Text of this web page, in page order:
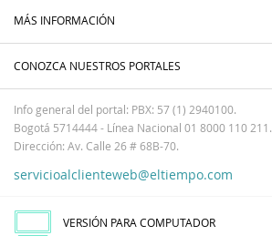
MÁS INFORMACIÓN
CONOZCA NUESTROS PORTALES
Info general del portal: PBX: 57 (1) 2940100.
Bogotá 5714444 - Línea Nacional 01 8000 110 211.
Dirección: Av. Calle 26 # 68B-70.
servicioalclienteweb@eltiempo.com
VERSIÓN PARA COMPUTADOR